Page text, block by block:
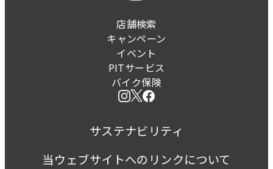
店舗検索
キャンペーン
イベント
PITサービス
バイク保険
サステナビリティ
当ウェブサイトへのリンクについて